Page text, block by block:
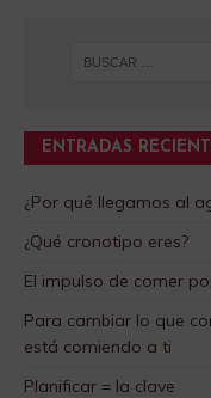
ENTRADAS
¿Por qué llegamos al
¿Qué cronotipo eres?
El impulso de comer
Para cambiar lo que
está comiendo a ti
Planificar = la clave